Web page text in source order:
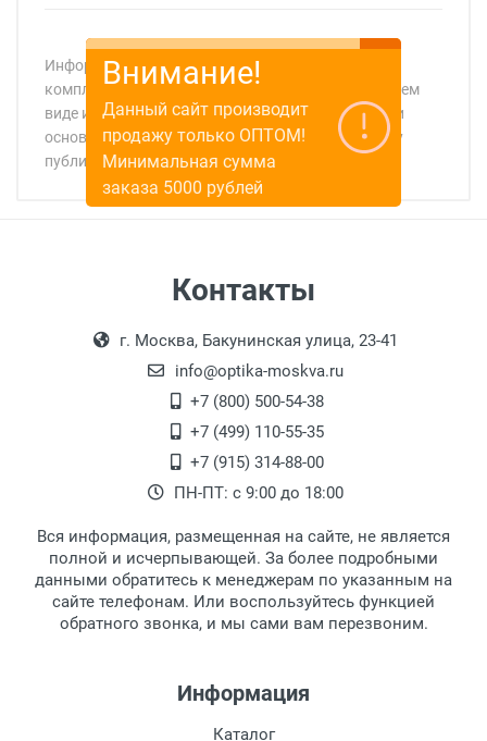
Информация о технических характеристиках,
комплекте поставки, стране изготовления, внешнем
виде и цвете товара носит справочный характер и
основывается на последних доступных к моменту
публикации сведениях
Минимальная сумма заказа 5 000 рублей.
Самовывоз.
Оплата товара производится
наличными непосредственно на пункте
выдачи товара.
Перечисление средств на расчетный счет.
Минимальная сумма заказа 5 000 рублей.
18:00, по субботам с 11:00 до 15:00, в
офисе по адресу: г. Москва,
Переведеновский переулок 17, корпус 1,
второй этаж, тел. +7 (499) 110-55-35.
После того, как заказ поступает в пункт
выдачи, наш менеджер связывается с
клиентом и оповещает о поступлении
товара.
Для получения товара при себе
обязательно иметь паспорт.
Заказ необходимо забрать в течение 3
рабочих дней с момента поступления на
дополнительных расходов за хранение
Контакты
г. Москва, Бакунинская улица, 23-41
info@optika-moskva.ru
+7 (800) 500-54-38
+7 (499) 110-55-35
+7 (915) 314-88-00
ПН-ПТ: с 9:00 до 18:00
Вся информация, размещенная на сайте, не является
полной и исчерпывающей. За более подробными
данными обратитесь к менеджерам по указанным на
сайте телефонам. Или воспользуйтесь функцией
обратного звонка, и мы сами вам перезвоним.
Информация
Каталог
Внимание!
Данный сайт производит
продажу только ОПТОМ!
Минимальная сумма
заказа 5000 рублей